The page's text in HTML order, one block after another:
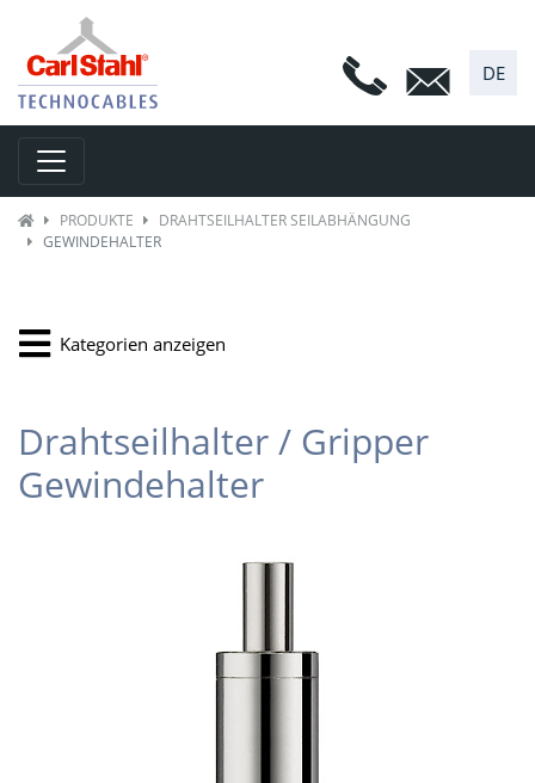
DE
Toggle navigation
PRODUKTE
DRAHTSEILHALTER SEILABHÄNGUNG
GEWINDEHALTER
Kategorien anzeigen
Drahtseilhalter / Gripper
Gewindehalter